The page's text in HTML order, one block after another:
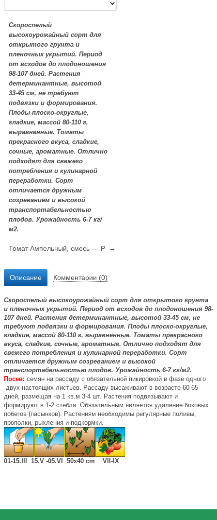
Скороспелый
высокоурожайный сорт для
открытого грунта и
пленочных укрытий. Период
от всходов до плодоношения
98-107 дней. Растения
детерминантные, высотой
33-45 см, не требуют
подвязки и формирования.
Плоды плоско-округлые,
гладкие, массой 80-110 г,
выравненные. Томаты
прекрасного вкуса, сладкие,
сочные, ароматные. Отлично
подходят для свежего
потребления и кулинарной
переработки. Сорт
отличается дружным
созреванием и высокой
транспортабельностью
плодов. Урожайность 6-7 кг/
м2.
Томат Ампельный, смесь --- Р →
Описание Комментарии (0)
Скороспелый высокоурожайный сорт для открытого грунта
и пленочных укрытий. Период от всходов до плодоношения 98-
107 дней. Растения детерминантные, высотой 33-45 см, не
требуют подвязки и формирования. Плоды плоско-округлые,
гладкие, массой 80-110 г, выравненные. Томаты прекрасного
вкуса, сладкие, сочные, ароматные. Отлично подходят для
свежего потребления и кулинарной переработки. Сорт
отличается дружным созреванием и высокой
транспортабельностью плодов. Урожайность 6-7 кг/м2.
Посев: семян на рассаду с обязательной пикировкой в фазе одного
-двух настоящих листьев. Рассаду высаживают в возрасте 60-65
дней, размещая на 1 кв.м 3-4 шт. Растения подвязывают и
формируют в 1-2 стебля. Обязательным является удаление боковых
побегов (пасынков). Растениям необходимы регулярные поливы,
прополки, рыхления и подкормки.
01-15.III 15.V -05.VI 50х40 cm VII-IX